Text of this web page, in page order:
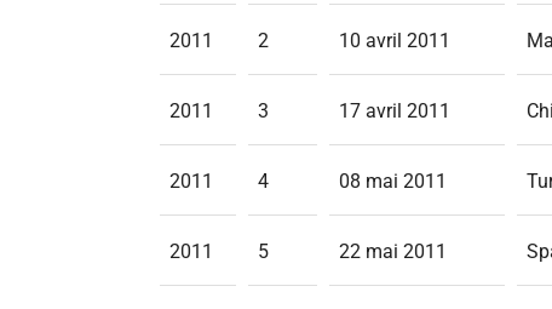
2011 2 10 avril 2011
2011 3 17 avril 2011
2011 4 08 mai 2011
2011 5 22 mai 2011